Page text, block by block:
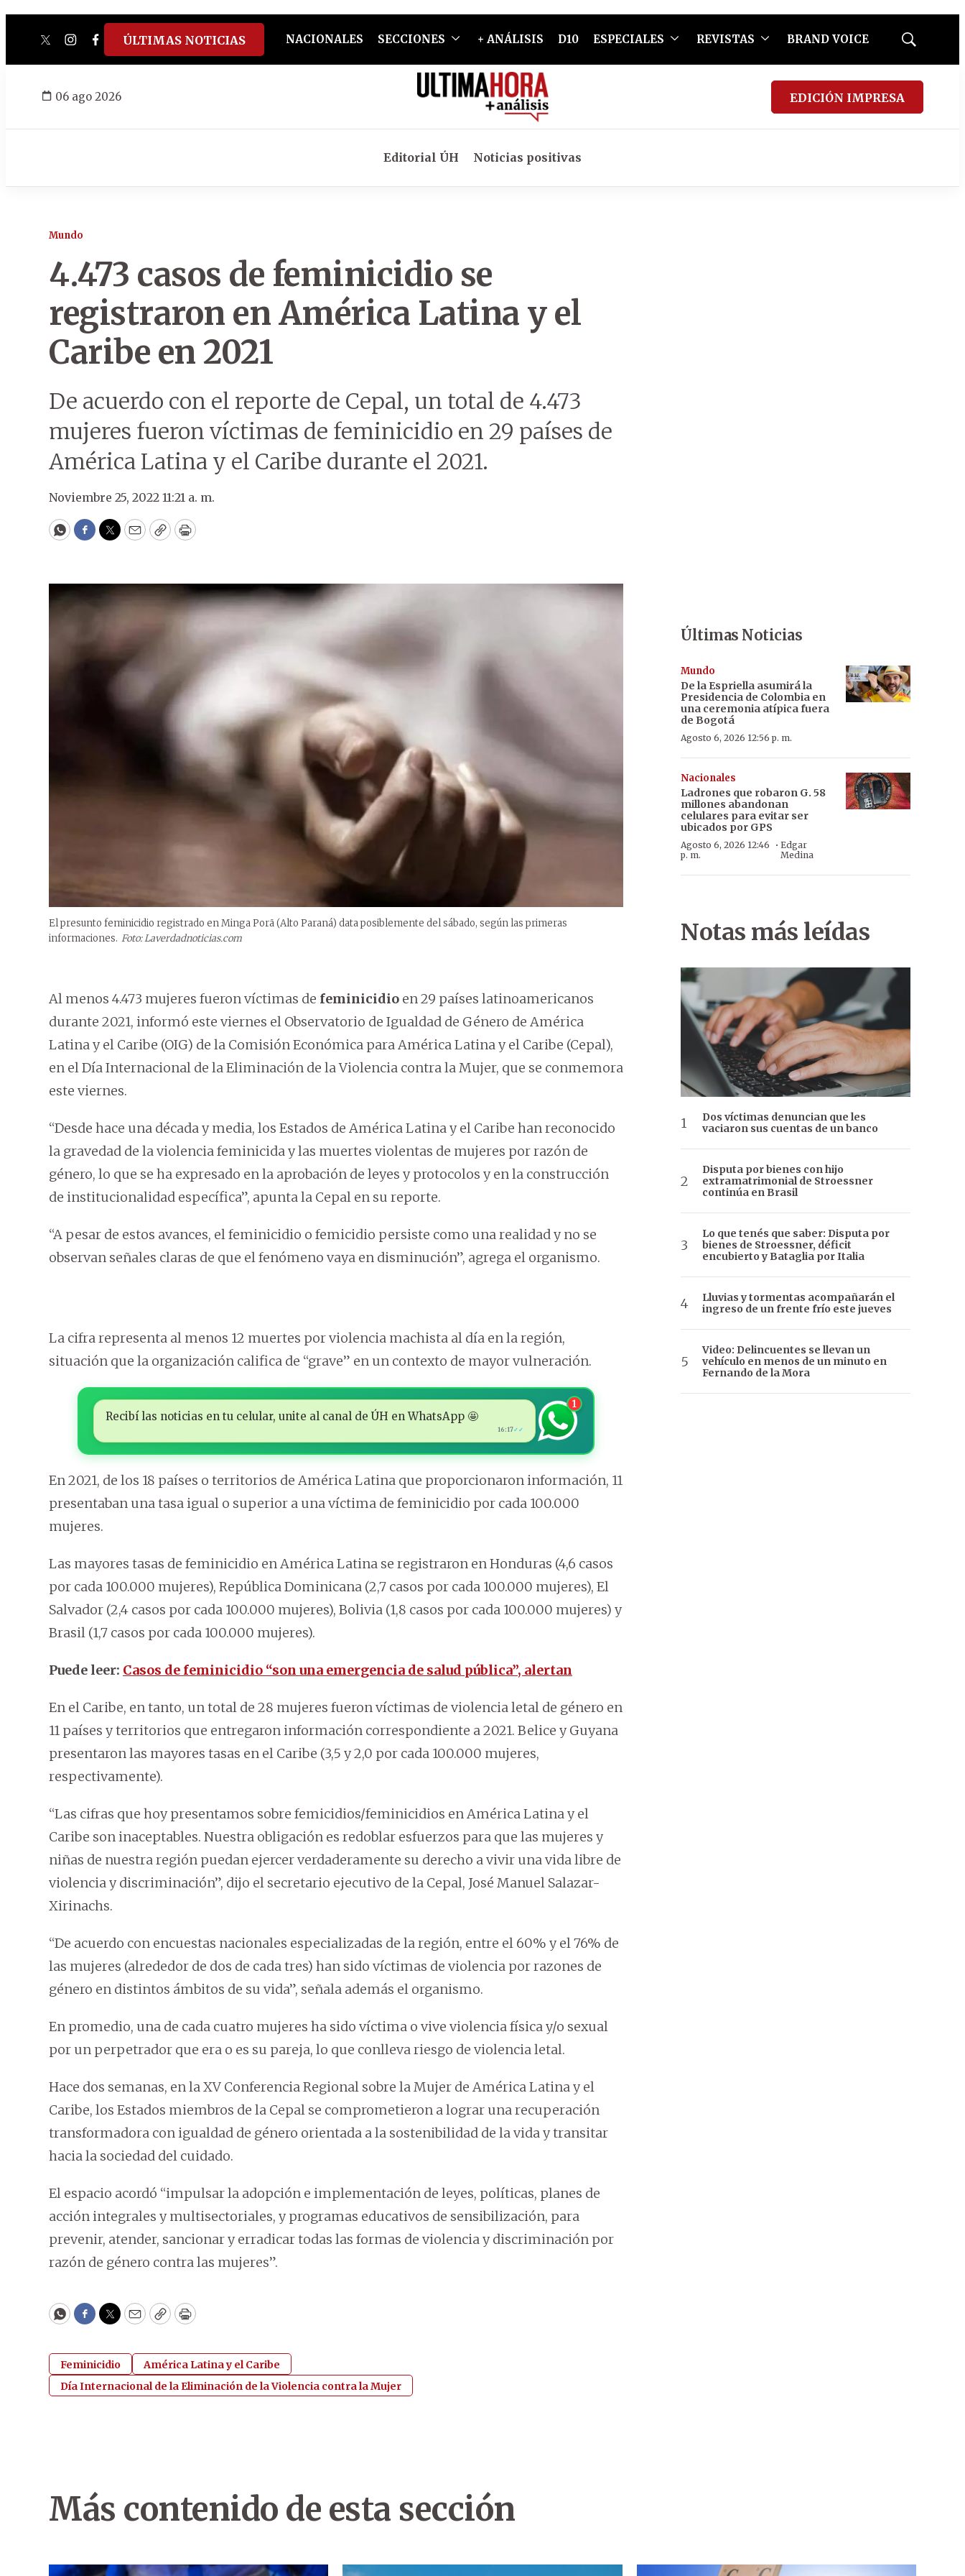
twitterinstagram
facebook
tiktokyoutube
spotify
ÚLTIMAS NOTICIAS NACIONALES SECCIONES + ANÁLISIS D10 ESPECIALES REVISTAS BRAND VOICE
Mostrar
06 ago 2026 EDICIÓN IMPRESA
Editorial ÚH Noticias positivas
Mundo
4.473 casos de feminicidio se
registraron en América Latina y el
Caribe en 2021
De acuerdo con el reporte de Cepal, un total de 4.473
mujeres fueron víctimas de feminicidio en 29 países de
América Latina y el Caribe durante el 2021.
Noviembre 25, 2022 11:21 a. m.
WhatsApp
Facebook
Twitter
EmailCopyPrint
El presunto feminicidio registrado en Minga Porã (Alto Paraná) data posiblemente del sábado, según las primeras
informaciones. Foto: Laverdadnoticias.com
Al menos 4.473 mujeres fueron víctimas de feminicidio en 29 países latinoamericanos
durante 2021, informó este viernes el Observatorio de Igualdad de Género de América
Latina y el Caribe (OIG) de la Comisión Económica para América Latina y el Caribe (Cepal),
en el Día Internacional de la Eliminación de la Violencia contra la Mujer, que se conmemora
este viernes.
“Desde hace una década y media, los Estados de América Latina y el Caribe han reconocido
la gravedad de la violencia feminicida y las muertes violentas de mujeres por razón de
género, lo que se ha expresado en la aprobación de leyes y protocolos y en la construcción
de institucionalidad específica”, apunta la Cepal en su reporte.
“A pesar de estos avances, el feminicidio o femicidio persiste como una realidad y no se
observan señales claras de que el fenómeno vaya en disminución”, agrega el organismo.
La cifra representa al menos 12 muertes por violencia machista al día en la región,
situación que la organización califica de “grave” en un contexto de mayor vulneración.
Recibí las noticias en tu celular, unite al canal de ÚH en WhatsApp 🤩
16:17✓✓
1
En 2021, de los 18 países o territorios de América Latina que proporcionaron información, 11
presentaban una tasa igual o superior a una víctima de feminicidio por cada 100.000
mujeres.
Las mayores tasas de feminicidio en América Latina se registraron en Honduras (4,6 casos
por cada 100.000 mujeres), República Dominicana (2,7 casos por cada 100.000 mujeres), El
Salvador (2,4 casos por cada 100.000 mujeres), Bolivia (1,8 casos por cada 100.000 mujeres) y
Brasil (1,7 casos por cada 100.000 mujeres).
Puede leer: Casos de feminicidio “son una emergencia de salud pública”, alertan
En el Caribe, en tanto, un total de 28 mujeres fueron víctimas de violencia letal de género en
11 países y territorios que entregaron información correspondiente a 2021. Belice y Guyana
presentaron las mayores tasas en el Caribe (3,5 y 2,0 por cada 100.000 mujeres,
respectivamente).
“Las cifras que hoy presentamos sobre femicidios/feminicidios en América Latina y el
Caribe son inaceptables. Nuestra obligación es redoblar esfuerzos para que las mujeres y
niñas de nuestra región puedan ejercer verdaderamente su derecho a vivir una vida libre de
violencia y discriminación”, dijo el secretario ejecutivo de la Cepal, José Manuel Salazar-
Xirinachs.
“De acuerdo con encuestas nacionales especializadas de la región, entre el 60% y el 76% de
las mujeres (alrededor de dos de cada tres) han sido víctimas de violencia por razones de
género en distintos ámbitos de su vida”, señala además el organismo.
En promedio, una de cada cuatro mujeres ha sido víctima o vive violencia física y/o sexual
por un perpetrador que era o es su pareja, lo que conlleva riesgo de violencia letal.
Hace dos semanas, en la XV Conferencia Regional sobre la Mujer de América Latina y el
Caribe, los Estados miembros de la Cepal se comprometieron a lograr una recuperación
transformadora con igualdad de género orientada a la sostenibilidad de la vida y transitar
hacia la sociedad del cuidado.
El espacio acordó “impulsar la adopción e implementación de leyes, políticas, planes de
acción integrales y multisectoriales, y programas educativos de sensibilización, para
prevenir, atender, sancionar y erradicar todas las formas de violencia y discriminación por
razón de género contra las mujeres”.
WhatsApp
Facebook
Twitter
EmailCopyPrint
Feminicidio
América Latina y el Caribe
Día Internacional de la Eliminación de la Violencia contra la Mujer
Últimas Noticias
Mundo
De la Espriella asumirá la
Presidencia de Colombia en
una ceremonia atípica fuera
de Bogotá
Agosto 6, 2026 12:56 p. m.
Nacionales
Ladrones que robaron G. 58
millones abandonan
celulares para evitar ser
ubicados por GPS
Agosto 6, 2026 12:46
p. m.
· Edgar
Medina
Notas más leídas
Dos víctimas denuncian que les
vaciaron sus cuentas de un banco
Disputa por bienes con hijo
extramatrimonial de Stroessner
continúa en Brasil
Lo que tenés que saber: Disputa por
bienes de Stroessner, déficit
encubierto y Bataglia por Italia
Lluvias y tormentas acompañarán el
ingreso de un frente frío este jueves
Video: Delincuentes se llevan un
vehículo en menos de un minuto en
Fernando de la Mora
Más contenido de esta sección